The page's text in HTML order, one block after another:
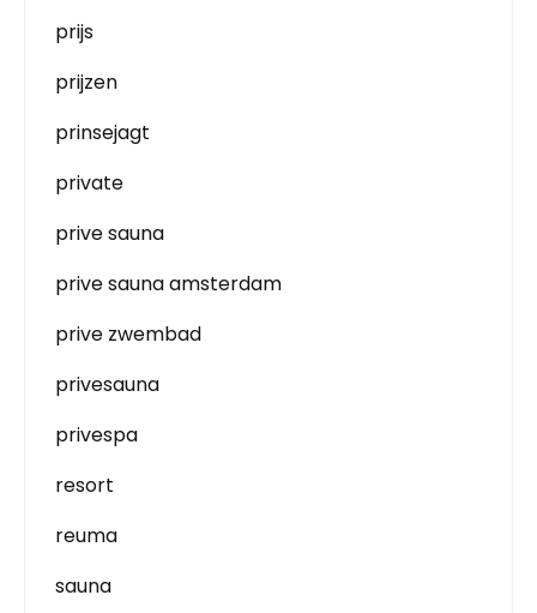
prijs
prijzen
prinsejagt
private
prive sauna
prive sauna amsterdam
prive zwembad
privesauna
privespa
resort
reuma
sauna